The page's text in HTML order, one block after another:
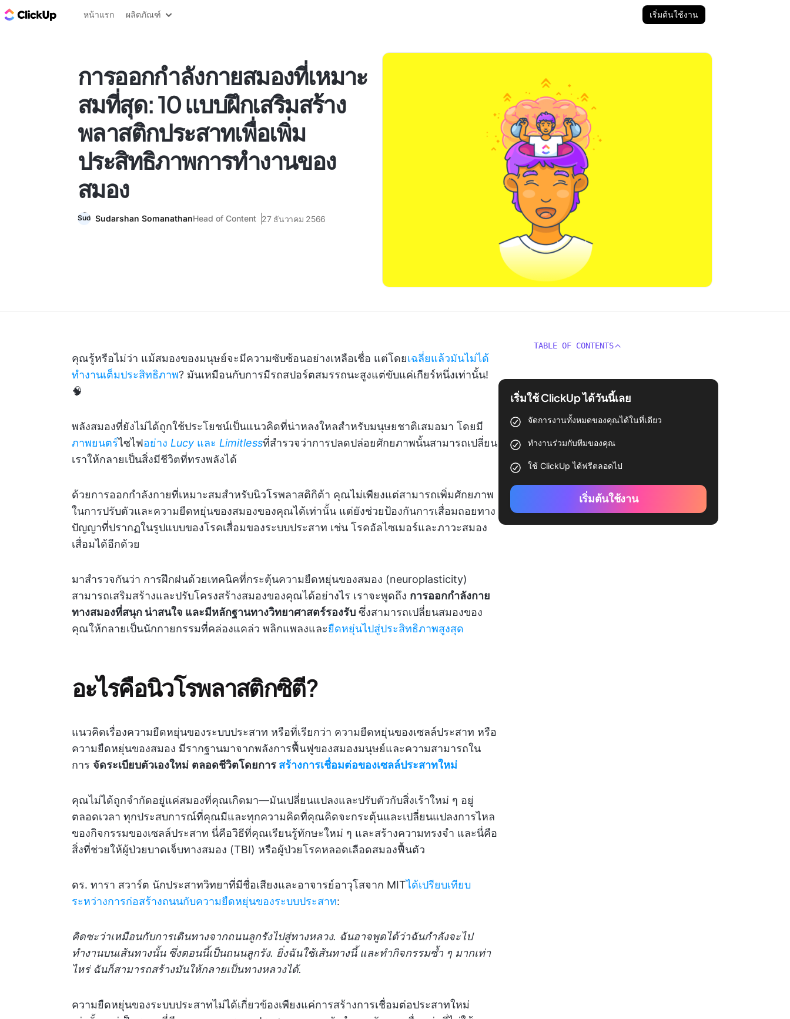
บล็อก ClickUp
หน้าแรก ผลิตภัณฑ์ เริ่มต้นใช้งาน
การออกกำลังกายสมองที่เหมาะ
สมที่สุด: 10 แบบฝึกเสริมสร้าง
พลาสติกประสาทเพื่อเพิ่ม
ประสิทธิภาพการทำงานของ
สมอง
Sudarshan SomanathanHead of Content 27 ธันวาคม 2566
คุณรู้หรือไม่ว่า แม้สมองของมนุษย์จะมีความซับซ้อนอย่างเหลือเชื่อ แต่โดยเฉลี่ยแล้วมันไม่ได้
ทำงานเต็มประสิทธิภาพ? มันเหมือนกับการมีรถสปอร์ตสมรรถนะสูงแต่ขับแค่เกียร์หนึ่งเท่านั้น!
🧠
พลังสมองที่ยังไม่ได้ถูกใช้ประโยชน์เป็นแนวคิดที่น่าหลงใหลสำหรับมนุษยชาติเสมอมา โดยมี
ภาพยนตร์ไซไฟอย่าง Lucy และ Limitlessที่สำรวจว่าการปลดปล่อยศักยภาพนั้นสามารถเปลี่ยน
เราให้กลายเป็นสิ่งมีชีวิตที่ทรงพลังได้
ด้วยการออกกำลังกายที่เหมาะสมสำหรับนิวโรพลาสติกิต้า คุณไม่เพียงแต่สามารถเพิ่มศักยภาพ
ในการปรับตัวและความยืดหยุ่นของสมองของคุณได้เท่านั้น แต่ยังช่วยป้องกันการเสื่อมถอยทาง
ปัญญาที่ปรากฏในรูปแบบของโรคเสื่อมของระบบประสาท เช่น โรคอัลไซเมอร์และภาวะสมอง
เสื่อมได้อีกด้วย
มาสำรวจกันว่า การฝึกฝนด้วยเทคนิคที่กระตุ้นความยืดหยุ่นของสมอง (neuroplasticity)
สามารถเสริมสร้างและปรับโครงสร้างสมองของคุณได้อย่างไร เราจะพูดถึง การออกกำลังกาย
ทางสมองที่สนุก น่าสนใจ และมีหลักฐานทางวิทยาศาสตร์รองรับ ซึ่งสามารถเปลี่ยนสมองของ
คุณให้กลายเป็นนักกายกรรมที่คล่องแคล่ว พลิกแพลงและยืดหยุ่นไปสู่ประสิทธิภาพสูงสุด
อะไรคือนิวโรพลาสติกซิตี?
แนวคิดเรื่องความยืดหยุ่นของระบบประสาท หรือที่เรียกว่า ความยืดหยุ่นของเซลล์ประสาท หรือ
ความยืดหยุ่นของสมอง มีรากฐานมาจากพลังการฟื้นฟูของสมองมนุษย์และความสามารถใน
การ จัดระเบียบตัวเองใหม่ ตลอดชีวิตโดยการ สร้างการเชื่อมต่อของเซลล์ประสาทใหม่
คุณไม่ได้ถูกจำกัดอยู่แค่สมองที่คุณเกิดมา—มันเปลี่ยนแปลงและปรับตัวกับสิ่งเร้าใหม่ ๆ อยู่
ตลอดเวลา ทุกประสบการณ์ที่คุณมีและทุกความคิดที่คุณคิดจะกระตุ้นและเปลี่ยนแปลงการไหล
ของกิจกรรมของเซลล์ประสาท นี่คือวิธีที่คุณเรียนรู้ทักษะใหม่ ๆ และสร้างความทรงจำ และนี่คือ
สิ่งที่ช่วยให้ผู้ป่วยบาดเจ็บทางสมอง (TBI) หรือผู้ป่วยโรคหลอดเลือดสมองฟื้นตัว
ดร. ทารา สวาร์ต นักประสาทวิทยาที่มีชื่อเสียงและอาจารย์อาวุโสจาก MITได้เปรียบเทียบ
ระหว่างการก่อสร้างถนนกับความยืดหยุ่นของระบบประสาท:
คิดซะว่าเหมือนกับการเดินทางจากถนนลูกรังไปสู่ทางหลวง. ฉันอาจพูดได้ว่าฉันกำลังจะไป
ทำงานบนเส้นทางนั้น ซึ่งตอนนี้เป็นถนนลูกรัง. ยิ่งฉันใช้เส้นทางนี้ และทำกิจกรรมซ้ำ ๆ มากเท่า
ไหร่ ฉันก็สามารถสร้างมันให้กลายเป็นทางหลวงได้.
ความยืดหยุ่นของระบบประสาทไม่ได้เกี่ยวข้องเพียงแค่การสร้างการเชื่อมต่อประสาทใหม่
TABLE OF CONTENTS
เริ่มใช้ ClickUp ได้วันนี้เลย
จัดการงานทั้งหมดของคุณได้ในที่เดียว
ทำงานร่วมกับทีมของคุณ
ใช้ ClickUp ได้ฟรีตลอดไป
เริ่มต้นใช้งาน